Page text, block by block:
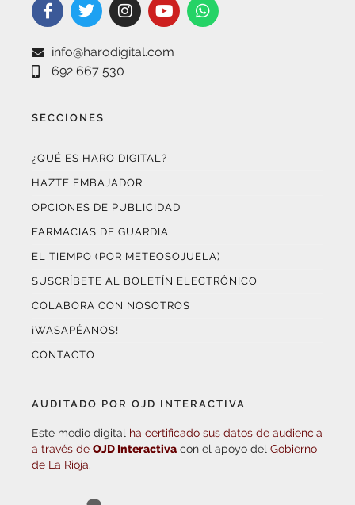
info@harodigital.com
692 667 530
SECCIONES
¿QUÉ ES HARO DIGITAL?
HAZTE EMBAJADOR
OPCIONES DE PUBLICIDAD
FARMACIAS DE GUARDIA
EL TIEMPO (POR METEOSOJUELA)
SUSCRÍBETE AL BOLETÍN ELECTRÓNICO
COLABORA CON NOSOTROS
¡WASAPÉANOS!
CONTACTO
AUDITADO POR OJD INTERACTIVA
Este medio digital ha certificado sus datos de audiencia
a través de OJD Interactiva con el apoyo del Gobierno
de La Rioja.